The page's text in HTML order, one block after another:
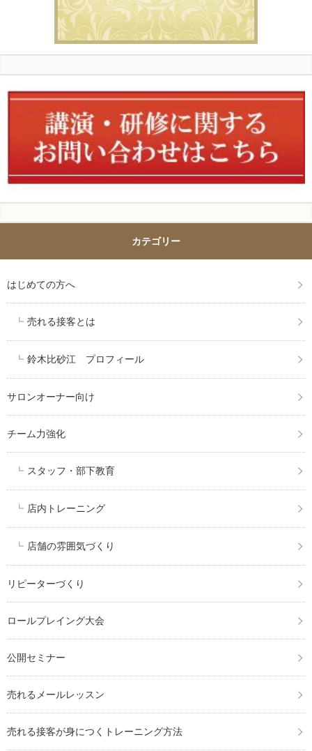
カテゴリー
はじめての方へ
売れる接客とは
鈴木比砂江 プロフィール
サロンオーナー向け
チーム力強化
スタッフ・部下教育
店内トレーニング
店舗の雰囲気づくり
リピーターづくり
ロールプレイング大会
公開セミナー
売れるメールレッスン
売れる接客が身につくトレーニング方法